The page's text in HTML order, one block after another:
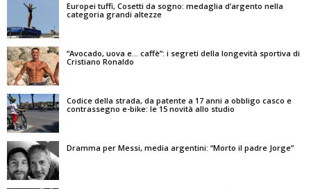
Europei tuffi, Cosetti da sogno: medaglia d’argento nella
categoria grandi altezze
“Avocado, uova e… caffè”: i segreti della longevità sportiva di
Cristiano Ronaldo
Codice della strada, da patente a 17 anni a obbligo casco e
contrassegno e-bike: le 15 novità allo studio
Dramma per Messi, media argentini: “Morto il padre Jorge”